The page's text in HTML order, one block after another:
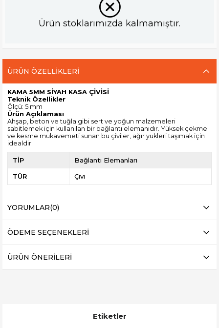
Ürün stoklarımızda kalmamıştır.
ÜRÜN ÖZELLIKLERI
KAMA 5MM SİYAH KASA ÇİVİSİ
Teknik Özellikler
Ölçü: 5 mm
Ürün Açıklaması
Ahşap, beton ve tuğla gibi sert ve yoğun malzemeleri
sabitlemek için kullanılan bir bağlantı elemanıdır. Yüksek çekme
ve kesme mukavemeti sunan bu çiviler, ağır yükleri taşımak için
idealdir.
TİP Bağlantı Elemanları
TÜR Çivi
YORUMLAR(0)
ÖDEME SEÇENEKLERI
ÜRÜN ÖNERILERI
Etiketler